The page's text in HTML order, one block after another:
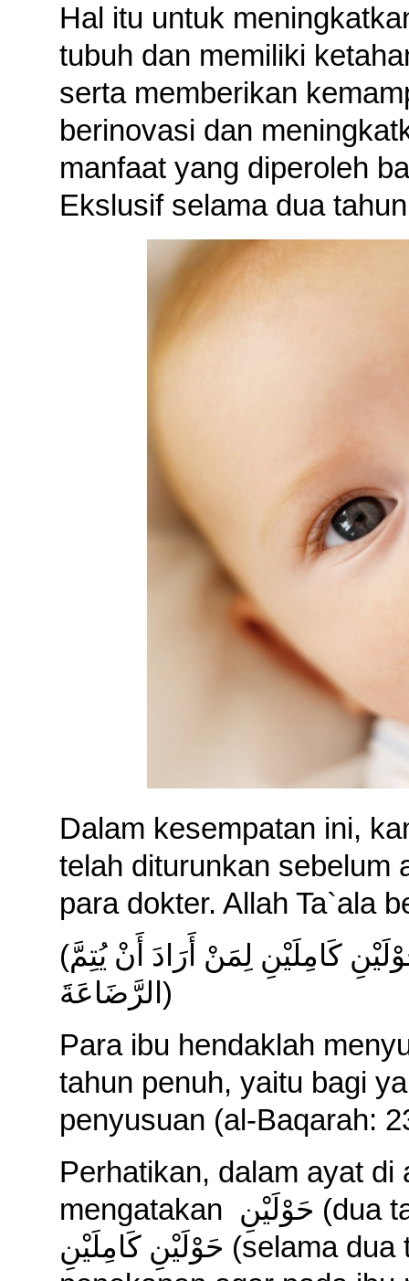
Hal itu untuk
tubuh dan memiliki
serta memberikan
berinovasi dan
manfaat yang diperoleh
Ekslusif selama dua
Dalam kesempatan ini,
telah diturunkan sebelum
para dokter. Allah Ta`ala
(كَامِلَيْنِ لِمَنْ أَرَادَ أَنْ يُتِمَّ
الرَّضَاعَةَ )
Paraibu hendaklah
tahun penuh, yaitu bagi
penyusuan (al-Baqarah:
Perhatikan, dalam ayat di
mengatakan حَوْلَيْنِ (dua
حَوْلَيْنِ كَامِلَيْنِ (selama dua